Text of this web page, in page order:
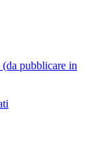
pubblicare in